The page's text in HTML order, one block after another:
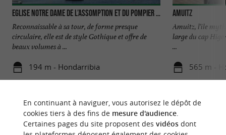
Eglise Notre Dame de l’Assomption et du Pompier d’Hondarribia
Reconnaissable à sa tour, de forme presque
circulaire, elle est de style Gothique et offre de
beaux volumes à ...
194 m - Hondarribia
AMUITZ
Amuitz, l'île
large du cap
...
565 m -
En continuant à naviguer, vous autorisez le dépôt de
cookies tiers à des fins de mesure d'audience.
Certaines pages du site proposent des vidéosdont